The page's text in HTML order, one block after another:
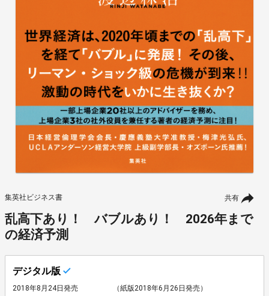
共有
集英社ビジネス書
乱高下あり！ バブルあり！ 2026年まで
の経済予測
デジタル版
2018年8月24日発売 （紙版2018年6月26日発売）